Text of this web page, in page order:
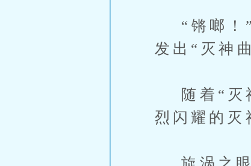
“锵啷！”
发出“灭神
随着“灭
烈闪耀的灭